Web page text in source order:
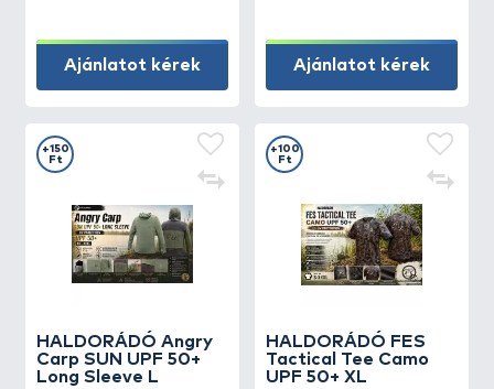
Ajánlatot kérek Ajánlatot kérek
HALDORÁDÓ Angry
Carp SUN UPF 50+
Long Sleeve L
+150
Ft
HALDORÁDÓ FES
Tactical Tee Camo
UPF 50+ XL
+100
Ft